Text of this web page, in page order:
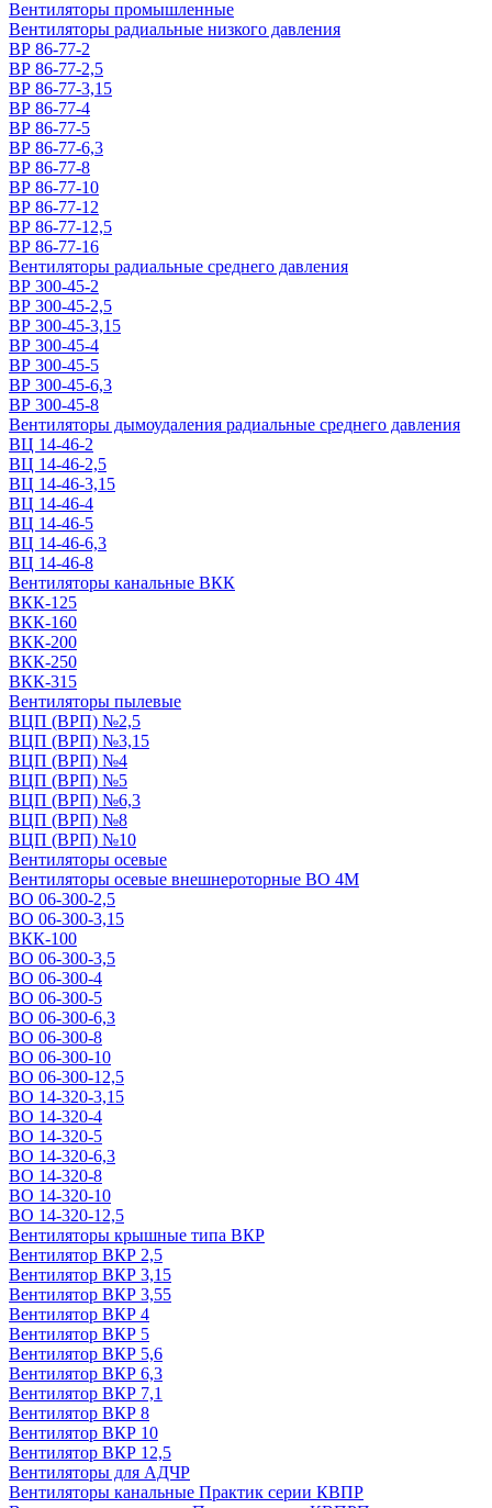
Вентиляторы промышленные
Вентиляторы радиальные низкого давления
ВР 86-77-2
ВР 86-77-2,5
ВР 86-77-3,15
ВР 86-77-4
ВР 86-77-5
ВР 86-77-6,3
ВР 86-77-8
ВР 86-77-10
ВР 86-77-12
ВР 86-77-12,5
ВР 86-77-16
Вентиляторы радиальные среднего давления
ВР 300-45-2
ВР 300-45-2,5
ВР 300-45-3,15
ВР 300-45-4
ВР 300-45-5
ВР 300-45-6,3
ВР 300-45-8
Вентиляторы дымоудаления радиальные среднего давления
ВЦ 14-46-2
ВЦ 14-46-2,5
ВЦ 14-46-3,15
ВЦ 14-46-4
ВЦ 14-46-5
ВЦ 14-46-6,3
ВЦ 14-46-8
Вентиляторы канальные ВКК
ВКК-125
ВКК-160
ВКК-200
ВКК-250
ВКК-315
Вентиляторы пылевые
ВЦП (ВРП) №2,5
ВЦП (ВРП) №3,15
ВЦП (ВРП) №4
ВЦП (ВРП) №5
ВЦП (ВРП) №6,3
ВЦП (ВРП) №8
ВЦП (ВРП) №10
Вентиляторы осевые
Вентиляторы осевые внешнероторные ВО 4М
ВО 06-300-2,5
ВО 06-300-3,15
ВКК-100
ВО 06-300-3,5
ВО 06-300-4
ВО 06-300-5
ВО 06-300-6,3
ВО 06-300-8
ВО 06-300-10
ВО 06-300-12,5
ВО 14-320-3,15
ВО 14-320-4
ВО 14-320-5
ВО 14-320-6,3
ВО 14-320-8
ВО 14-320-10
ВО 14-320-12,5
Вентиляторы крышные типа ВКР
Вентилятор ВКР 2,5
Вентилятор ВКР 3,15
Вентилятор ВКР 3,55
Вентилятор ВКР 4
Вентилятор ВКР 5
Вентилятор ВКР 5,6
Вентилятор ВКР 6,3
Вентилятор ВКР 7,1
Вентилятор ВКР 8
Вентилятор ВКР 10
Вентилятор ВКР 12,5
Вентиляторы для АДЧР
Вентиляторы канальные Практик серии КВПР